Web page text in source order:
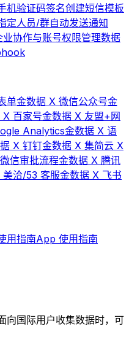
机验证码签名创建短信模板
定人员/群自动发送通知
业协作与账号权限管理数据
单金数据 X 微信公众号金
X 百家号金数据 X 友盟+网
Analytics金数据 X 语
X 钉钉金数据 X 集简云 X
信审批流程金数据 X 腾讯
美洽/53 客服金数据 X 飞书
用指南App 使用指南
向国际用户收集数据时，可